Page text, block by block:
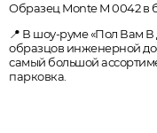
Образец Monte M 0042 в
📍 В шоу-руме «Пол Вам В
образцов инженерной
самый большой
парковка.